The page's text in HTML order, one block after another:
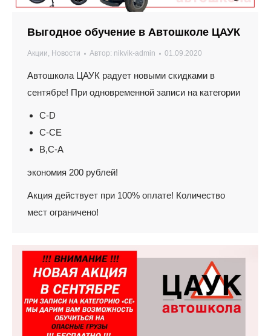
Выгодное обучение в Автошколе ЦАУК
Акции, Новости Автор: nikvik-admin 01.09.2020
Автошкола ЦАУК радует новыми скидками в
сентябре! При одновременной записи на категории
С-D
C-CE
B,C-A
экономия 200 рублей!
Акция действует при 100% оплате! Количество
мест ограничено!